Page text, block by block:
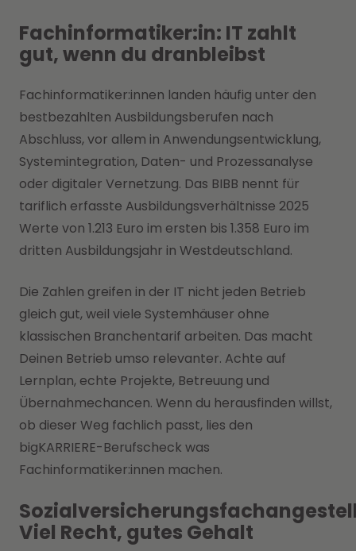
Fachinformatiker:in: IT zahlt
gut, wenn du dranbleibst
Fachinformatiker:innen landen häufig unter den
bestbezahlten Ausbildungsberufen nach
Abschluss, vor allem in Anwendungsentwicklung,
Systemintegration, Daten- und Prozessanalyse
oder digitaler Vernetzung. Das BIBB nennt für
tariflich erfasste Ausbildungsverhältnisse 2025
Werte von 1.213 Euro im ersten bis 1.358 Euro im
dritten Ausbildungsjahr in Westdeutschland.
Die Zahlen greifen in der IT nicht jeden Betrieb
gleich gut, weil viele Systemhäuser ohne
klassischen Branchentarif arbeiten. Das macht
Deinen Betrieb umso relevanter. Achte auf
Lernplan, echte Projekte, Betreuung und
Übernahmechancen. Wenn du herausfinden willst,
ob dieser Weg fachlich passt, lies den
bigKARRIERE-Berufscheck was
Fachinformatiker:innen machen.
Viel Recht, gutes Gehalt